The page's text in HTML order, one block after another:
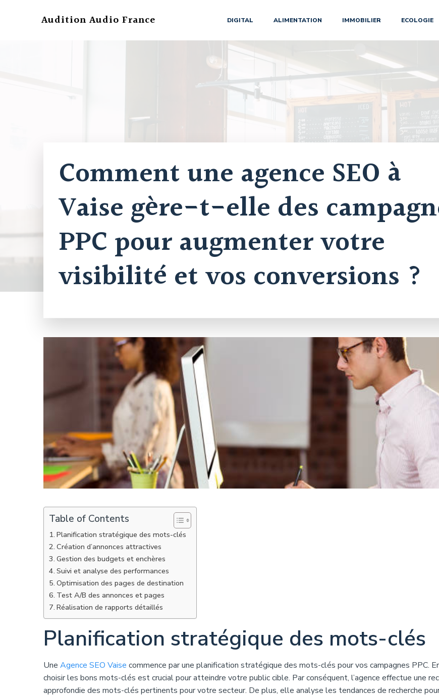
Audition Audio France DIGITAL ALIMENTATION IMMOBILIER ECOLOGIE
Comment une agence SEO à
Vaise gère-t-elle des
PPC pour augmenter votre
visibilité et vos conversions ?
Table of Contents
Planification stratégique des mots-clés
Création d’annonces attractives
Gestion des budgets et enchères
Suivi et analyse des performances
Optimisation des pages de destination
Test A/B des annonces et pages
Réalisation de rapports détaillés
Planification stratégique des mots-clés
Une Agence SEO Vaise commence par une planification stratégique des mots-clés pour vos campagnes PPC.
choisir les bons mots-clés est crucial pour atteindre votre public cible. Par conséquent, l’agence effectue une
approfondie des mots-clés pertinents pour votre secteur. De plus, elle analyse les tendances de recherche